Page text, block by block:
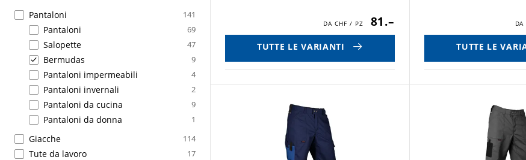
Pantaloni 141
Pantaloni 69
Salopette 47
Bermudas 9
Pantaloni impermeabili 4
Pantaloni invernali 2
Pantaloni da cucina 9
Pantaloni da donna 1
Giacche 114
Tute da lavoro 17
81.–
TUTTE LE VARIANTI TUTTE LE